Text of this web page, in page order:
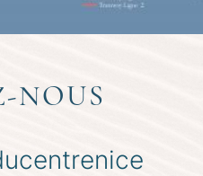
NOUS